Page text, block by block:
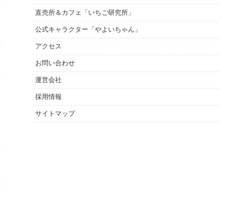
直売所＆カフェ「いちご研究所」
公式キャラクター「やよいちゃん」
アクセス
お問い合わせ
運営会社
採用情報
サイトマップ